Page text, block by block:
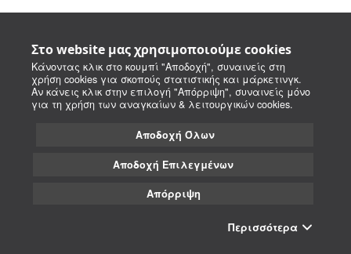
Στο website μας χρησιμοποιούμε cookies
Κάνοντας κλικ στο κουμπί "Αποδοχή", συναινείς στη
χρήση cookies για σκοπούς στατιστικής και μάρκετινγκ.
Αν κάνεις κλικ στην επιλογή "Απόρριψη", συναινείς μόνο
για τη χρήση των αναγκαίων & λειτουργικών cookies.
Αποδοχή Όλων
Αποδοχή Επιλεγμένων
Απόρριψη
Περισσότερα